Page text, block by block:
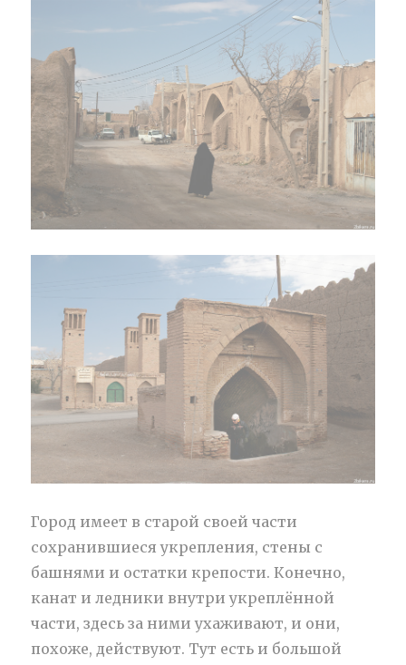
Город имеет в старой своей части
сохранившиеся укрепления, стены с
башнями и остатки крепости. Конечно,
канат и ледники внутри укреплённой
части, здесь за ними ухаживают, и они,
похоже, действуют. Тут есть и большой